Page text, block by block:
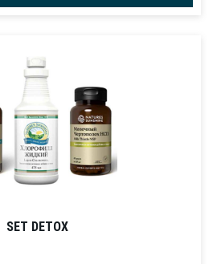
SET DETOX